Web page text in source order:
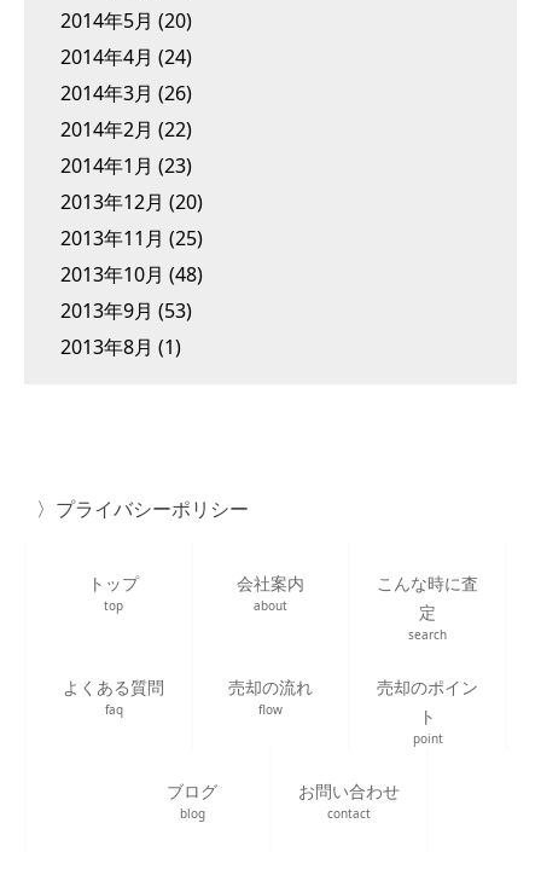
2014年5月 (20)
2014年4月 (24)
2014年3月 (26)
2014年2月 (22)
2014年1月 (23)
2013年12月 (20)
2013年11月 (25)
2013年10月 (48)
2013年9月 (53)
2013年8月 (1)
プライバシーポリシー
トップ
top
会社案内
about
こんな時に査
定
search
よくある質問
faq
売却の流れ
flow
売却のポイン
ト
point
ブログ
blog
お問い合わせ
contact